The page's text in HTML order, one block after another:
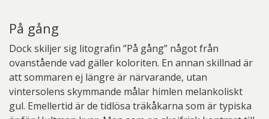
På gång
Dock skiljer sig litografin ”På gång” något från
ovanstående vad gäller koloriten. En annan skillnad är
att sommaren ej längre är närvarande, utan
vintersolens skymmande målar himlen melankoliskt
gul. Emellertid är de tidlösa träkåkarna som är typiska